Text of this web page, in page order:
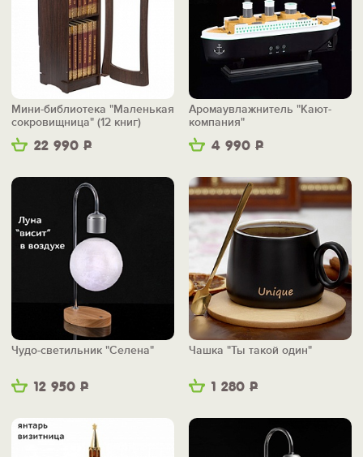
22 990 Р
Мини-библиотека "Маленькая
сокровищница" (12 книг)
4 990 Р
Аромаувлажнитель "Кают-
компания"
12 950 Р
Чудо-светильник "Селена"
1 280 Р
Чашка "Ты такой один"